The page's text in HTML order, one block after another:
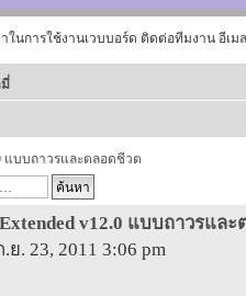
ในการใช้งานเวบบอร์ด ติดต่อทีมงาน อีเม
แบบถาวรและตลอดชีวต
v12.0 แบบถาวรแล
ย. 23, 2011 3:06 pm